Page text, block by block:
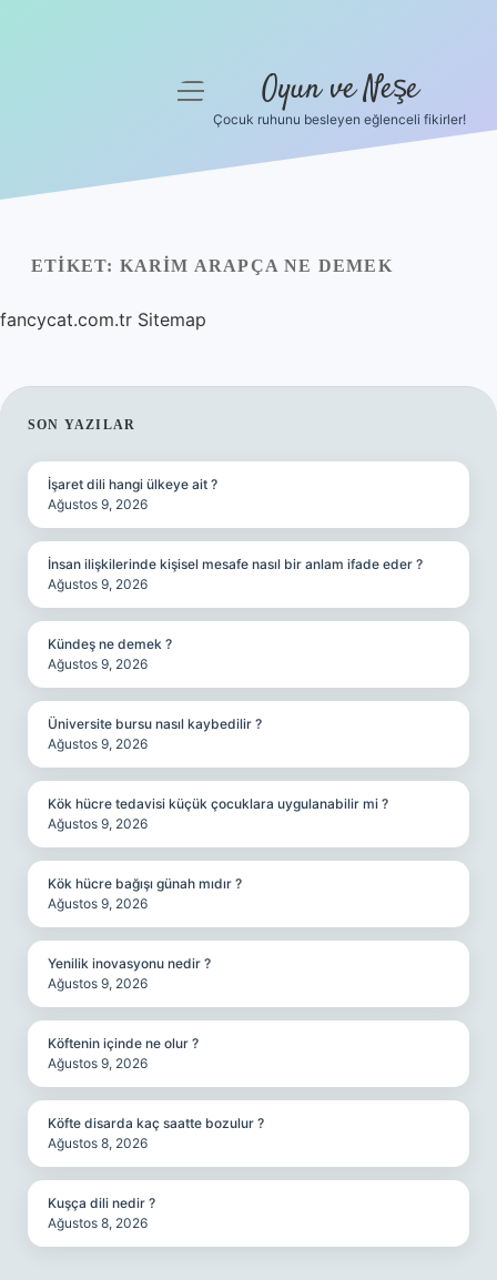
Yasal Uyarı
Hakkımızda
menüyü
Oyun ve Neşe
Çocuk ruhunu besleyen eğlenceli fikirler!
ETIKET: KARIM ARAPÇA NE DEMEK
fancycat.com.tr Sitemap
SIDEBAR
SON YAZILAR
İşaret dili hangi ülkeye ait ?
Ağustos 9, 2026
İnsan ilişkilerinde kişisel mesafe nasıl bir anlam ifade eder ?
Ağustos 9, 2026
Kündeş ne demek ?
Ağustos 9, 2026
Üniversite bursu nasıl kaybedilir ?
Ağustos 9, 2026
Kök hücre tedavisi küçük çocuklara uygulanabilir mi ?
Ağustos 9, 2026
Kök hücre bağışı günah mıdır ?
Ağustos 9, 2026
Yenilik inovasyonu nedir ?
Ağustos 9, 2026
Köftenin içinde ne olur ?
Ağustos 9, 2026
Köfte disarda kaç saatte bozulur ?
Ağustos 8, 2026
Kuşça dili nedir ?
Ağustos 8, 2026